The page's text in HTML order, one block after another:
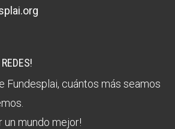
Fundesplai, cuántos más seamos
un mundo mejor!